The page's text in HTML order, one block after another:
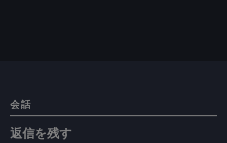
会話
返信を残す